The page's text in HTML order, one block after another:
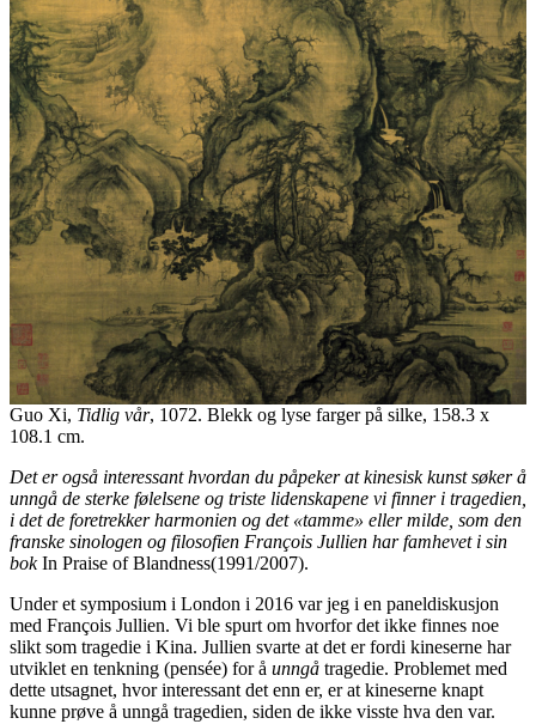
Guo Xi, Tidlig vår, 1072. Blekk og lyse farger på silke, 158.3 x
108.1 cm.
Det er også interessant hvordan du påpeker at kinesisk kunst søker å
unngå de sterke følelsene og triste lidenskapene vi finner i tragedien,
i det de foretrekker harmonien og det «tamme» eller milde, som den
franske sinologen og filosofien François Jullien har famhevet i sin
bokIn Praise of Blandness(1991/2007).
Under et symposium i London i 2016 var jeg i en paneldiskusjon
med François Jullien. Vi ble spurt om hvorfor det ikke finnes noe
slikt som tragedie i Kina. Jullien svarte at det er fordi kineserne har
utviklet en tenkning (pensée) for å unngå tragedie. Problemet med
dette utsagnet, hvor interessant det enn er, er at kineserne knapt
kunne prøve å unngå tragedien, siden de ikke visste hva den var.